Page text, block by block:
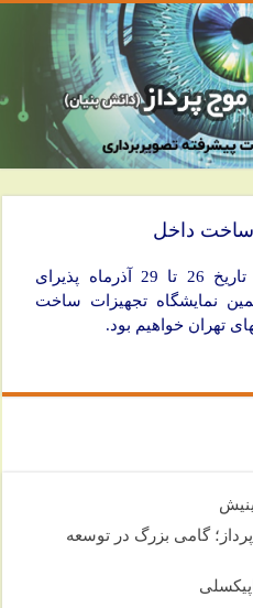
ساخت داخل
با عنایت حق امسال نیز در تاریخ 26 تا 29 آذرماه پذیرای
نمایشگاه تجهیزات ساخت
تهران خواهیم بود.
گامی بزرگ در توسعه